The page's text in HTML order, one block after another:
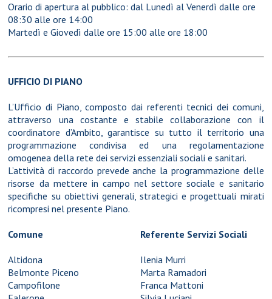
Orario di apertura al pubblico: dal Lunedì al Venerdì dalle ore
08:30 alle ore 14:00
Martedì e Giovedì dalle ore 15:00 alle ore 18:00
UFFICIO DI PIANO
L’Ufficio di Piano, composto dai referenti tecnici dei comuni,
attraverso una costante e stabile collaborazione con il
coordinatore d’Ambito, garantisce su tutto il territorio una
programmazione condivisa ed una regolamentazione
omogenea della rete dei servizi essenziali sociali e sanitari.
L’attività di raccordo prevede anche la programmazione delle
risorse da mettere in campo nel settore sociale e sanitario
specifiche su obiettivi generali, strategici e progettuali mirati
ricompresi nel presente Piano.
Comune Referente Servizi
Altidona
Ilenia Murri
Belmonte Piceno
Marta Ramadori
Campofilone
Franca Mattoni